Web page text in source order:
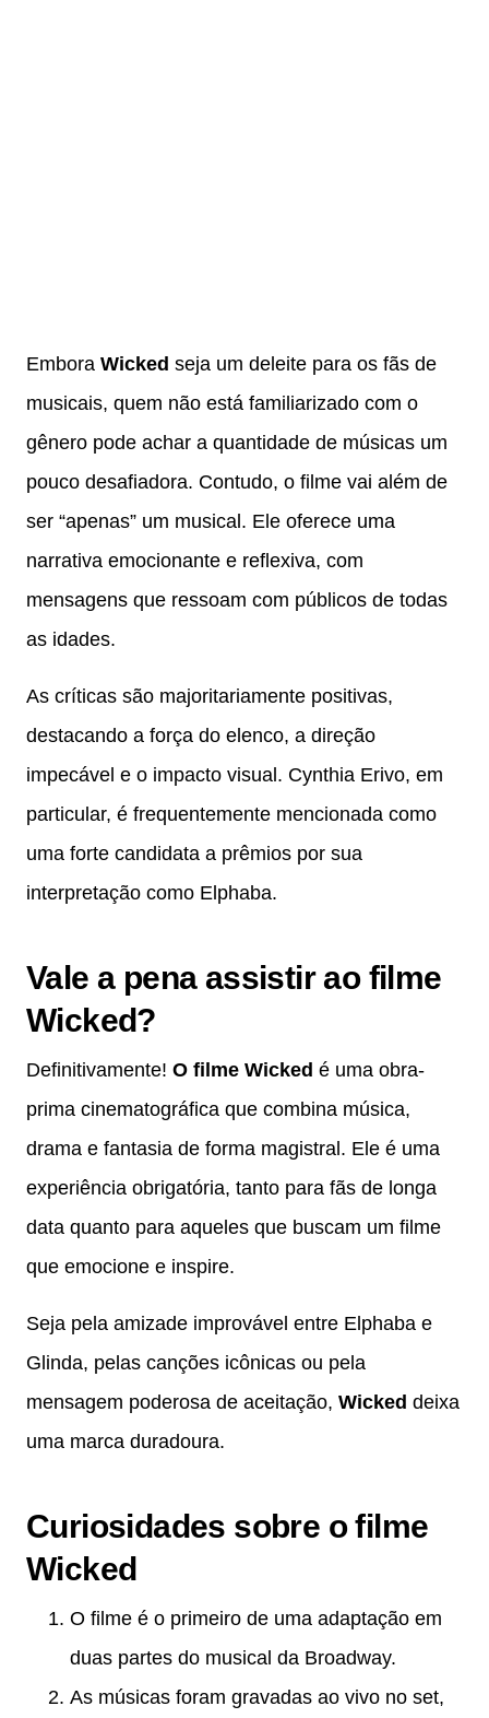
Embora Wicked seja um deleite para os fãs de
musicais, quem não está familiarizado com o
gênero pode achar a quantidade de músicas um
pouco desafiadora. Contudo, o filme vai além de
ser “apenas” um musical. Ele oferece uma
narrativa emocionante e reflexiva, com
mensagens que ressoam com públicos de todas
as idades.
As críticas são majoritariamente positivas,
destacando a força do elenco, a direção
impecável e o impacto visual. Cynthia Erivo, em
particular, é frequentemente mencionada como
uma forte candidata a prêmios por sua
interpretação como Elphaba.
Vale a pena assistir ao filme
Wicked?
Definitivamente! O filme Wicked é uma obra-
prima cinematográfica que combina música,
drama e fantasia de forma magistral. Ele é uma
experiência obrigatória, tanto para fãs de longa
data quanto para aqueles que buscam um filme
que emocione e inspire.
Seja pela amizade improvável entre Elphaba e
Glinda, pelas canções icônicas ou pela
mensagem poderosa de aceitação, Wicked deixa
uma marca duradoura.
Curiosidades sobre o filme
Wicked
O filme é o primeiro de uma adaptação em
duas partes do musical da Broadway.
As músicas foram gravadas ao vivo no set,